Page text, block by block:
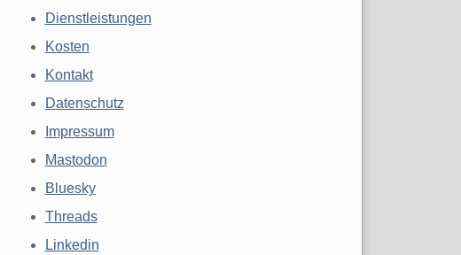
Dienstleistungen
Kosten
Kontakt
Datenschutz
Impressum
Mastodon
Bluesky
Threads
Linkedin